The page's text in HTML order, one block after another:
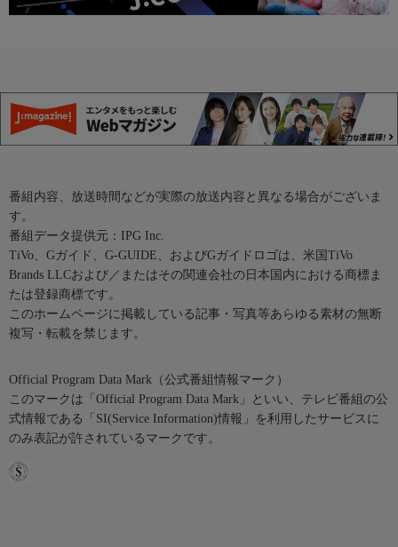
番組内容、放送時間などが実際の放送内容と異なる場合がございま
す。
番組データ提供元：IPG Inc.
TiVo、Gガイド、G-GUIDE、およびGガイドロゴは、米国TiVo
Brands LLCおよび／またはその関連会社の日本国内における商標ま
たは登録商標です。
このホームページに掲載している記事・写真等あらゆる素材の無断
複写・転載を禁じます。
Official Program Data Mark（公式番組情報マーク）
このマークは「Official Program Data Mark」といい、テレビ番組の公
式情報である「SI(Service Information)情報」を利用したサービスに
のみ表記が許されているマークです。